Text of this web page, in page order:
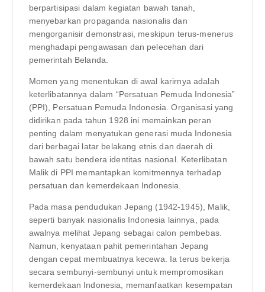
berpartisipasi dalam kegiatan bawah tanah,
menyebarkan propaganda nasionalis dan
mengorganisir demonstrasi, meskipun terus-menerus
menghadapi pengawasan dan pelecehan dari
pemerintah Belanda.
Momen yang menentukan di awal karirnya adalah
keterlibatannya dalam “Persatuan Pemuda Indonesia”
(PPI), Persatuan Pemuda Indonesia. Organisasi yang
didirikan pada tahun 1928 ini memainkan peran
penting dalam menyatukan generasi muda Indonesia
dari berbagai latar belakang etnis dan daerah di
bawah satu bendera identitas nasional. Keterlibatan
Malik di PPI memantapkan komitmennya terhadap
persatuan dan kemerdekaan Indonesia.
Pada masa pendudukan Jepang (1942-1945), Malik,
seperti banyak nasionalis Indonesia lainnya, pada
awalnya melihat Jepang sebagai calon pembebas.
Namun, kenyataan pahit pemerintahan Jepang
dengan cepat membuatnya kecewa. Ia terus bekerja
secara sembunyi-sembunyi untuk mempromosikan
kemerdekaan Indonesia, memanfaatkan kesempatan